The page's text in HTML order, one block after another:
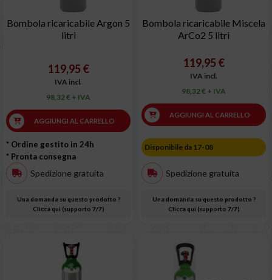
Bombola ricaricabile Argon 5
litri
119,95 €
IVA incl.
98,32 € + IVA
AGGIUNGI AL CARRELLO
* Ordine gestito in 24h
* Pronta consegna
Spedizione gratuita
Una domanda su questo prodotto ?
Clicca qui (supporto 7/7)
Bombola ricaricabile Miscela
ArCo2 5 litri
119,95 €
IVA incl.
98,32 € + IVA
AGGIUNGI AL CARRELLO
Disponibile da 17-08
Spedizione gratuita
Una domanda su questo prodotto ?
Clicca qui (supporto 7/7)